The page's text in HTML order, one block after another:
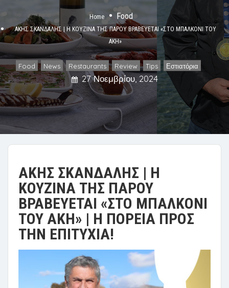
Home Food
ΑΚΗΣ ΣΚΑΝΔΑΛΗΣ | Η ΚΟΥΖΙΝΑ ΤΗΣ ΠΑΡΟΥ ΒΡΑΒΕΥΕΤΑΙ «ΣΤΟ ΜΠΑΛΚΟΝΙ ΤΟΥ
ΑΚΗ»
Food , News , Restaurants , Review , Tips Εστιατόρια
27 Νοεμβρίου, 2024
ΑΚΗΣ ΣΚΑΝΔΑΛΗΣ | Η
ΚΟΥΖΙΝΑ ΤΗΣ ΠΑΡΟΥ
ΒΡΑΒΕΥΕΤΑΙ «ΣΤΟ ΜΠΑΛΚΟΝΙ
ΤΟΥ ΑΚΗ» | Η ΠΟΡΕΙΑ ΠΡΟΣ
ΤΗΝ ΕΠΙΤΥΧΙΑ!